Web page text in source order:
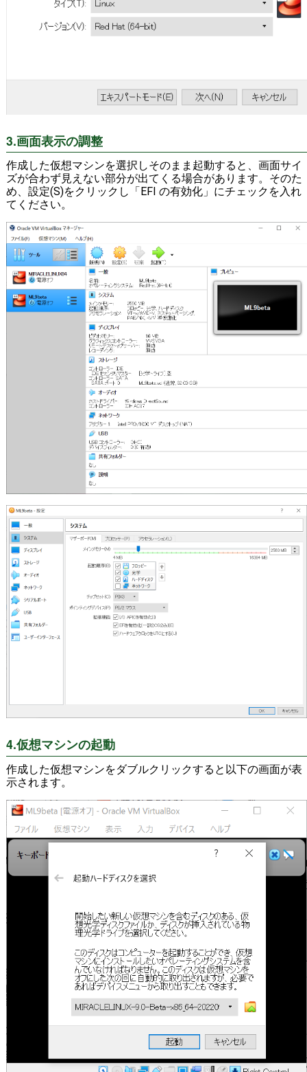
3.画面表示の調整
作成した仮想マシンを選択しそのまま起動すると、画面サイ
ズが合わず見えない部分が出てくる場合があります。そのた
め、設定(S)をクリックし「EFI の有効化」にチェックを入れ
てください。
4.仮想マシンの起動
作成した仮想マシンをダブルクリックすると以下の画面が表
示されます。